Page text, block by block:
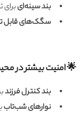
بند سینه‌ای
سگک‌های قابل
🌟 امنیت بیشتر در
بند کنترل فرزند
نوارهای شب‌تاب